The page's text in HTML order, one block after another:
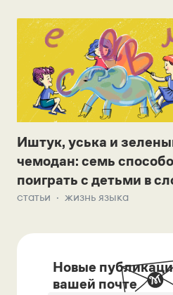
Иштук, уська и
чемодан: семь
поиграть с детьми в
статьи жизнь языка
Новые
вашей почте